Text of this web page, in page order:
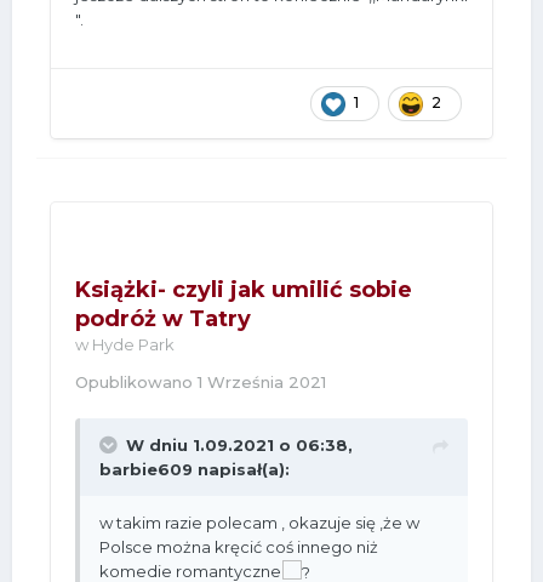
".
1 2
Książki- czyli jak umilić sobie
podróż w Tatry
w Hyde Park
Opublikowano1 Września 2021
W dniu 1.09.2021 o 06:38,
barbie609 napisał(a):
w takim razie polecam , okazuje się ,że w
Polsce można kręcić coś innego niż
komedie romantyczne